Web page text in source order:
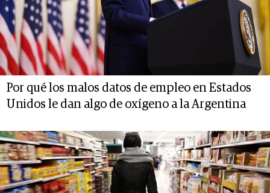
Por qué los malos datos de empleo en Estados
Unidos le dan algo de oxígeno a la Argentina